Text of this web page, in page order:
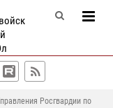
Росгвардии по